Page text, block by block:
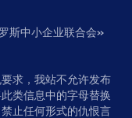
斯中小企业联合会»
求，我站不允许发布
类信息中的字母替换
止任何形式的仇恨言